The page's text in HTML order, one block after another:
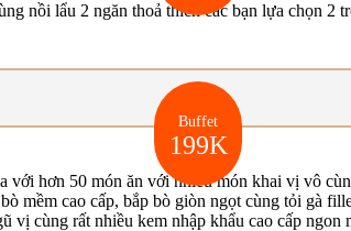
nồi lẩu 2 ngăn thoả thích các bạn lựa chọn
Buffet
199K
hơn 50 món ăn với nhiều món khai vị vô
mềm cao cấp, bắp bò giòn ngọt cùng tỏi gà
cùng rất nhiều kem nhập khẩu cao cấp ngon